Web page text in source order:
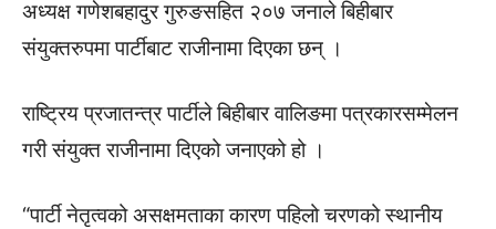
अध्यक्ष गणेशबहादुर गुरुङसहित २०७ जनाले बिहीबार
संयुक्तरुपमा पार्टीबाट राजीनामा दिएका छन् ।
राष्ट्रिय प्रजातन्त्र पार्टीले बिहीबार वालिङमा पत्रकारसम्मेलन
गरी संयुक्त राजीनामा दिएको जनाएको हो ।
“पार्टी नेतृत्वको असक्षमताका कारण पहिलो चरणको स्थानीय